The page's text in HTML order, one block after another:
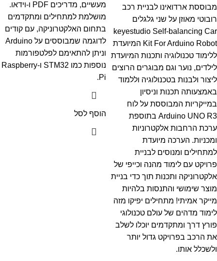
מבוססת ארדואינו לבניית רכב
רובוטי מאוזן על שני גלגלים
keyestudio Self-balancing Car
Kit For Arduino Robot המיועדת
ללימוד טכנולוגיה ותכנות המיועדת
לילדים, נוער וגם מבוגרים הרוצים
ליצור ולבנות בטכנולוגיה וללמוד
באמצעותה תכנות וניסיון
במייקריות המבוססת על לוח
Arduino UNO R3 בתוספת
ערכת הרחבות אלקטרוניות
ומכניות. הערכה מיועדת
למתחילים ומנוסים לבניית
פרויקט עם לימוד מהנה וכייפי של
אלקטרוניקה ותכנות תוך כדי בניית
מוצר שימושי והתנסות בלהיות
מייקר אמיתי! מתחילים יפיקו מזה
לימוד מדהים של עולם טכנולוגי
פורץ דרך ומתקדמים יוכלו לשלב
את הרכב בפרויקט גדול יותר
ולשכלל אותו.
מעשיים, מדריכים PDF ו-וידאו.
מושלמת למתחילים ומתקדמים
בתחום האלקטרוניקה, עם קודים
לדוגמה שמבוססים על Arduino
וניתן להתאימם לפלטפורמות
נוספות כמו STM32 ו-Raspberry
Pi.
הוסף לסל